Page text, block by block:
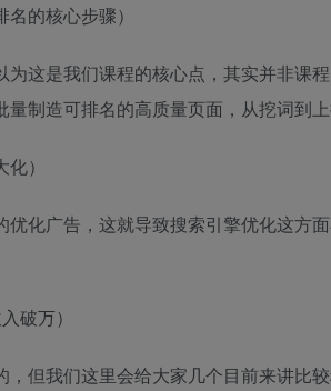
的核心步骤）
这是我们课程的核心点，其实并非课
制造可排名的高质量页面，从挖词到上
）
化广告，这就导致搜索引擎优化这方
破万）
但我们这里会给大家几个目前来讲比